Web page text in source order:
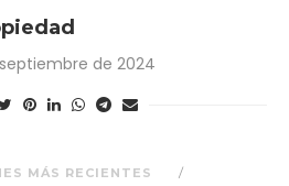
de 2024
MÁS RECIENTES